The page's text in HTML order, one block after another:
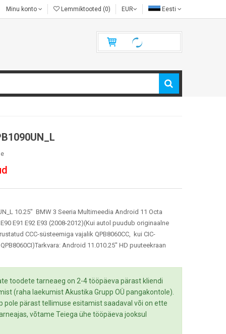
Minu konto Lemmiktooted (0) EUR Eesti
10.25" BMW 3 Seeria Multimeedia Android 11 Octa
E91 E92 E93 (2008-2012)(Kui autol puudub originaalne
CCC-süsteemiga vajalik QPB8060CC, kui CIC-
Android 11.010.25" HD puuteekraan
toodete tarneaeg on 2-4 tööpäeva pärast kliendi
(raha laekumist Akustika Grupp OÜ pangakontole).
pole pärast tellimuse esitamist saadaval või on ette
võtame Teiega ühe tööpäeva jooksul